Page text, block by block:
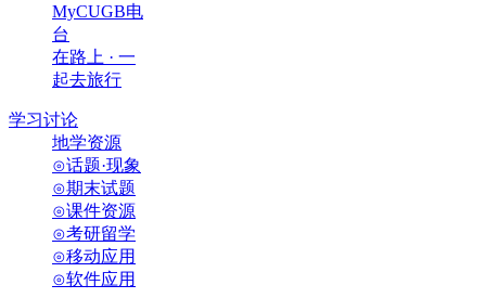
MyCUGB电
台
在路上 · 一
起去旅行
学习讨论
地学资源
⊙话题·现象
⊙期末试题
⊙课件资源
⊙考研留学
⊙移动应用
⊙软件应用